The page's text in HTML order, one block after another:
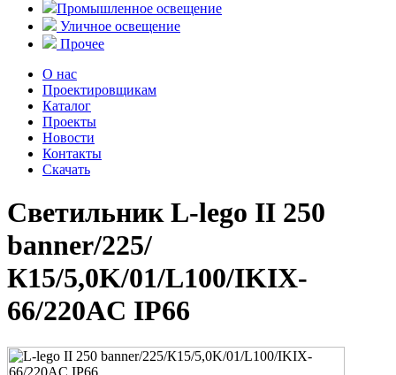
Промышленное освещение
Уличное освещение
Прочее
О нас
Проектировщикам
Каталог
Проекты
Новости
Контакты
Скачать
Светильник L-lego II 250
banner/225/
К15/5,0K/01/L100/IKIX-
66/220AC IP66